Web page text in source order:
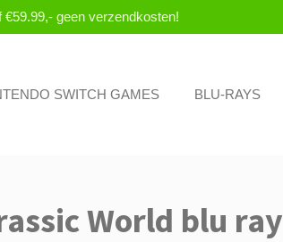
€59.99,- geen verzendkosten!
SWITCH GAMES BLU-RAYS
World blu ray